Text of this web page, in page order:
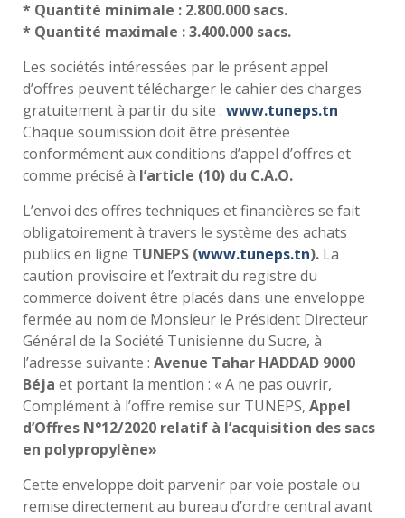
* Quantité minimale : 2.800.000 sacs.
* Quantité maximale : 3.400.000 sacs.
Les sociétés intéressées par le présent appel
d’offres peuvent télécharger le cahier des charges
gratuitement à partir du site : www.tuneps.tn
Chaque soumission doit être présentée
conformément aux conditions d’appel d’offres et
comme précisé à l’article (10) du C.A.O.
L’envoi des offres techniques et financières se fait
obligatoirement à travers le système des achats
publics en ligne TUNEPS (www.tuneps.tn). La
caution provisoire et l’extrait du registre du
commerce doivent être placés dans une enveloppe
fermée au nom de Monsieur le Président Directeur
Général de la Société Tunisienne du Sucre, à
l’adresse suivante : Avenue Tahar HADDAD 9000
Béja et portant la mention : « A ne pas ouvrir,
Complément à l’offre remise sur TUNEPS, Appel
d’Offres N°12/2020 relatif à l’acquisition des sacs
en polypropylène»
Cette enveloppe doit parvenir par voie postale ou
remise directement au bureau d’ordre central avant